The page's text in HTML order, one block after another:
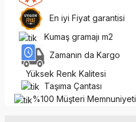
En iyi Fiyat garantisi
Kumaş gramajı m2
Zamanın da Kargo
Yüksek Renk Kalitesi
Taşıma Çantası
%100 Müşteri Memnuniyeti